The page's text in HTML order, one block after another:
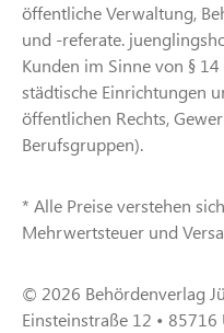
öffentliche Verwaltung,
und -referate.
Kunden im Sinne von § 14
städtische Einrichtungen
öffentlichen Rechts,
Berufsgruppen).
* Alle Preise verstehen
Mehrwertsteuer und
© 2026 Behördenverlag
Einsteinstraße 12 •